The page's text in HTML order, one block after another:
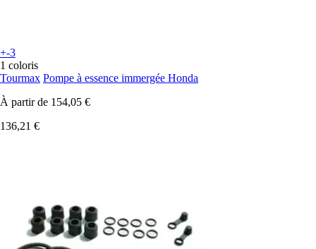
+-3
1 coloris
Tourmax Pompe à essence immergée Honda
À partir de 154,05 €
136,21 €